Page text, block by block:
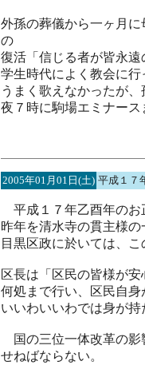
外孫の葬儀から一ヶ月
の
復活「信じる者が皆永
学生時代によく教会に
うまく歌えなかったが
夜７時に駒場エミナース
2005年01月01日(土) 平成１７
平成１７年乙酉年のお
昨年を清水寺の貫主様の
目黒区政に於いては、
区長は「区民の皆様が
何処まで行い、区民自
いいわいいわでは身が持
国の三位一体改革の影
せねばならない。